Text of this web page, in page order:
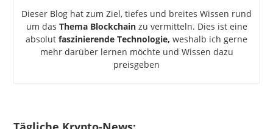
Dieser Blog hat zum Ziel, tiefes und breites Wissen rund
um das Thema Blockchainzu vermitteln. Dies ist eine
absolut faszinierende Technologie, weshalb ich gerne
mehr darüber lernen möchte und Wissen dazu
preisgeben